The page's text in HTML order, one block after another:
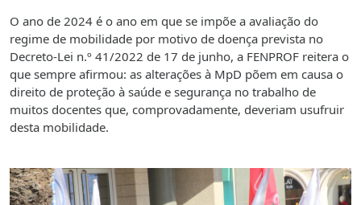
O ano de 2024 é o ano em que se impõe a avaliação do
regime de mobilidade por motivo de doença prevista no
Decreto-Lei n.º 41/2022 de 17 de junho, a FENPROF reitera o
que sempre afirmou: as alterações à MpD põem em causa o
direito de proteção à saúde e segurança no trabalho de
muitos docentes que, comprovadamente, deveriam usufruir
desta mobilidade.